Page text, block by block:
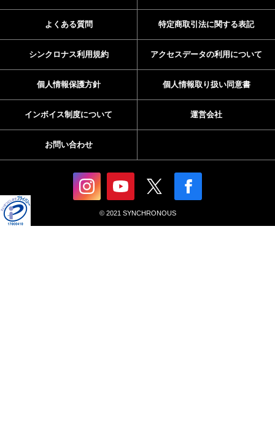
よくある質問 特定商取引法に関する表記
シンクロナス利用規約 アクセスデータの利用について
個人情報保護方針 個人情報取り扱い同意書
インボイス制度について 運営会社
お問い合わせ
© 2021 SYNCHRONOUS